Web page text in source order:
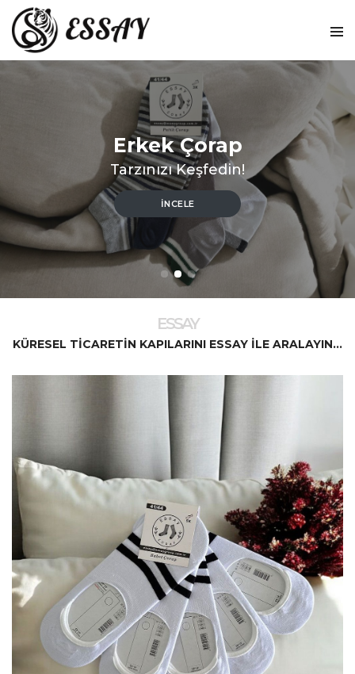
Erkek Çorap
Tarzınızı Keşfedin!
İNCELE
ESSAY
KÜRESEL TICARETIN KAPILARINI ESSAY ILE ARALAYIN...